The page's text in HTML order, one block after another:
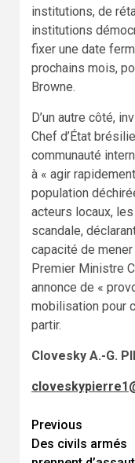
institutions, de
institutions
fixer une date
prochains mois,
Browne.
D’un autre côté,
Chef d’État
communauté
à « agir
population
acteurs locaux,
scandale,
capacité de mener
Premier Ministre
annonce de «
mobilisation pour
partir.
Clovesky A.-G.
Continue
Reading
Previous
Des civils armés